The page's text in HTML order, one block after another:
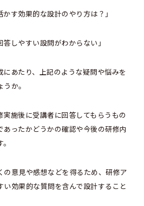
かす効果的な設計のやり方は？」
答しやすい設問がわからない」
にあたり、上記のような疑問や悩みを
か。
実施後に受講者に回答してもらうもの
あったかどうかの確認や今後の研修内
の意見や感想などを得るため、研修ア
い効果的な質問を含んで設計すること